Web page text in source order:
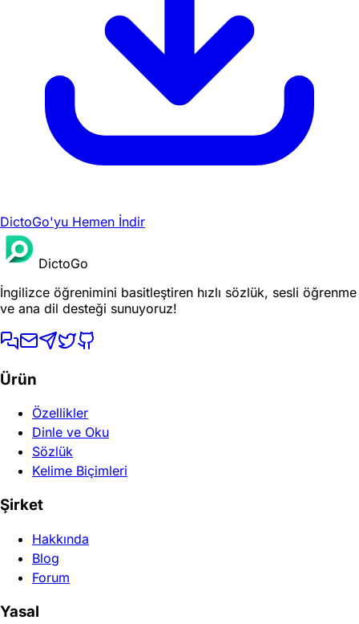
DictoGo'yu Hemen İndir
DictoGo
İngilizce öğrenimini basitleştiren hızlı sözlük, sesli öğrenme
ve ana dil desteği sunuyoruz!
Ürün
Özellikler
Dinle ve Oku
Sözlük
Kelime Biçimleri
Şirket
Hakkında
Blog
Forum
Yasal